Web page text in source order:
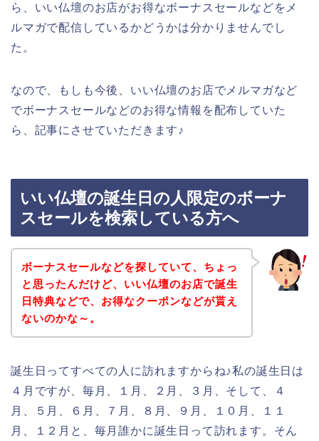
ら、いい仏壇のお店がお得なボーナスセールなどをメ
ルマガで配信しているかどうかは分かりませんでし
た。
なので、もしも今後、いい仏壇のお店でメルマガなど
でボーナスセールなどのお得な情報を配布していた
ら、記事にさせていただきます♪
いい仏壇の誕生日の人限定のボーナ
スセールを検索している方へ
ボーナスセールなどを探していて、ちょっ
と思ったんだけど、いい仏壇のお店で誕生
日特典などで、お得なクーポンなどが貰え
ないのかな～。
誕生日ってすべての人に訪れますからね♪私の誕生日は
４月ですが、毎月、１月、２月、３月、そして、４
月、５月、６月、７月、８月、９月、１０月、１１
月、１２月と、毎月誰かに誕生日って訪れます。そん